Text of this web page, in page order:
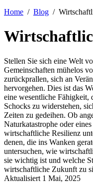
Home / Blog /
Stellen Sie sich eine Welt
Gemeinschaften mühelos
zurückprallen, sich an
hervorgehen. Dies ist das
eine wesentliche Fähigkeit,
Schocks zu widerstehen,
Zeiten zu gedeihen. Ob
Naturkatastrophe oder
wirtschaftliche Resilienz
denen, die ins Wanken
untersuchen, wie
sie wichtig ist und welche
wirtschaftliche Zukunft zu
Aktualisiert 1 Mai, 2025